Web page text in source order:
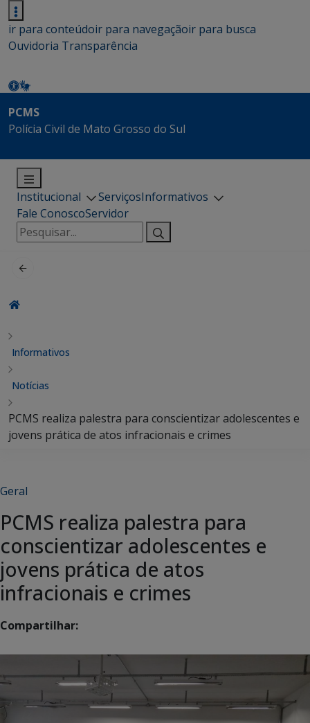
ir para conteúdoir para navegaçãoir para busca
Ouvidoria Transparência
PCMS
Polícia Civil de Mato Grosso do Sul
Institucional ServiçosInformativos
Fale ConoscoServidor
Pesquisar
por:
Informativos
Notícias
PCMS realiza palestra para conscientizar adolescentes e
jovens prática de atos infracionais e crimes
Geral
PCMS realiza palestra para
conscientizar adolescentes e
jovens prática de atos
infracionais e crimes
Compartilhar: